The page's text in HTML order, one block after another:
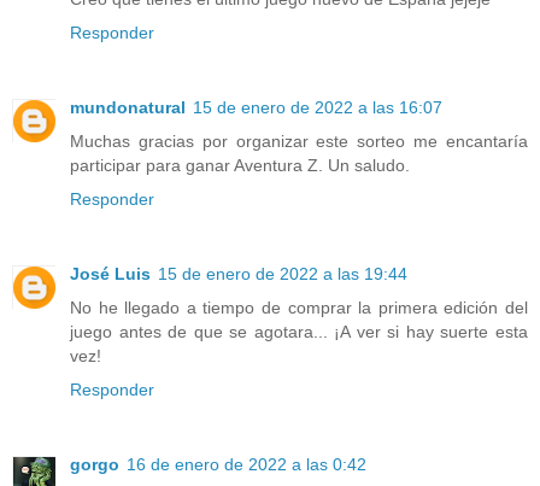
Responder
mundonatural 15 de enero de 2022 a las 16:07
Muchas gracias por organizar este sorteo me encantaría
participar para ganar Aventura Z. Un saludo.
Responder
José Luis 15 de enero de 2022 a las 19:44
No he llegado a tiempo de comprar la primera edición del
juego antes de que se agotara... ¡A ver si hay suerte esta
vez!
Responder
gorgo 16 de enero de 2022 a las 0:42